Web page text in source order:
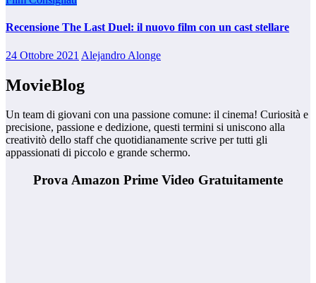
Recensione The Last Duel: il nuovo film con un cast stellare
24 Ottobre 2021 Alejandro Alonge
MovieBlog
Un team di giovani con una passione comune: il cinema! Curiosità e
precisione, passione e dedizione, questi termini si uniscono alla
creativitò dello staff che quotidianamente scrive per tutti gli
appassionati di piccolo e grande schermo.
Prova Amazon Prime Video Gratuitamente